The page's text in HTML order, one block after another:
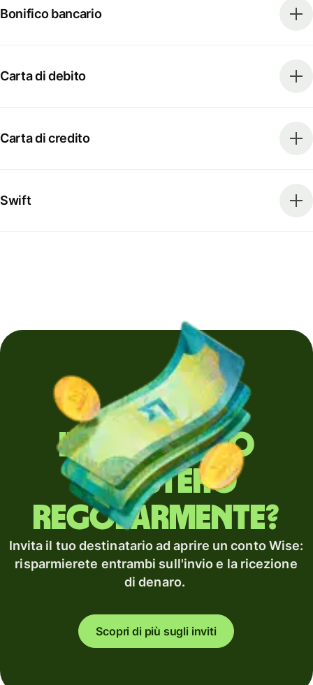
Bonifico bancario
Carta di debito
Carta di credito
Swift
Invii denaro
all'estero
regolarmente?
Invita il tuo destinatario ad aprire un conto Wise:
risparmierete entrambi sull'invio e la ricezione
di denaro.
Scopri di più sugli inviti